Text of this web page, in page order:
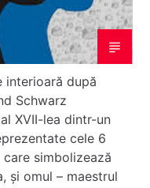
interioară după
Schwarz
XVII-lea dintr-un
cele 6
simbolizează
și omul – maestrul